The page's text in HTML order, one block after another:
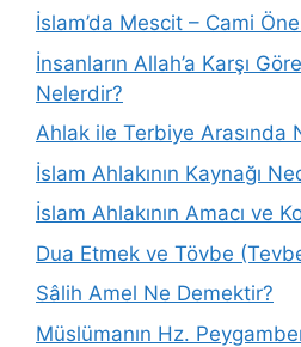
İslam’da Mescit – Cami
İnsanların Allah’a Karşı
Nelerdir?
Ahlak ile Terbiye Arasında
İslam Ahlakının Kaynağı
İslam Ahlakının Amacı ve
Dua Etmek ve Tövbe
Sâlih Amel Ne Demektir?
Müslümanın Hz.